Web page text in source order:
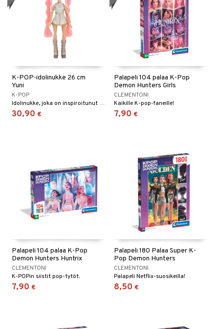
K-POP-idolinukke 26 cm
Yuni
K-POP
Idolinukke, joka on inspiroitunut K-Popista.
30,90 €
Palapeli 104 palaa K-Pop
Demon Hunters Girls
CLEMENTONI
Kaikille K-pop-faneille!
7,90 €
Palapeli 104 palaa K-Pop
Demon Hunters Huntrix
CLEMENTONI
K-POPin siistit pop-tytöt.
7,90 €
Palapeli 180 Palaa Super K-
Pop Demon Hunters
CLEMENTONI
Palapeli Netflix-suosikeilla!
8,50 €